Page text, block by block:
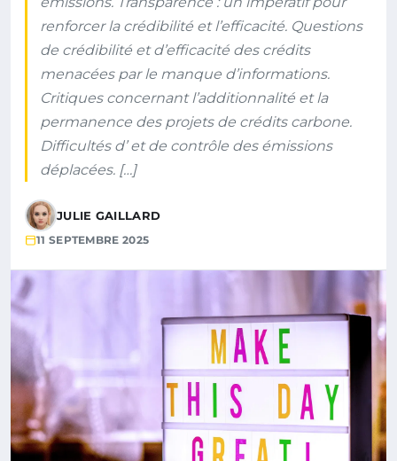
renforcer la crédibilité et l’efficacité. Questions
de crédibilité et d’efficacité des crédits
menacées par le manque d’informations.
Critiques concernant l’additionnalité et la
permanence des projets de crédits carbone.
Difficultés d’ et de contrôle des émissions
déplacées. […]
JULIE GAILLARD
11 SEPTEMBRE 2025